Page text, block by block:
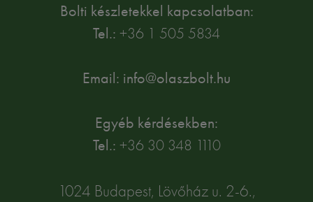
Bolti készletekkel kapcsolatban:
Tel.: +36 1 505 5834
Email: info@olaszbolt.hu
Egyéb kérdésekben:
Tel.: +36 30 348 1110
1024 Budapest, Lövőház u. 2-6.,